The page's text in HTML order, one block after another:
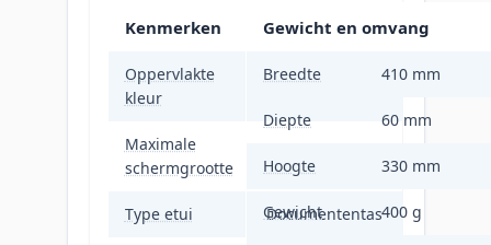
Kenmerken
Oppervlakte
kleur
Monochromatisch
Maximale
schermgrootte
40,9 cm (16.1")
Type etui Documententas
Gewicht en omvang
Breedte 410 mm
Diepte 60 mm
Hoogte 330 mm
Gewicht 400 g